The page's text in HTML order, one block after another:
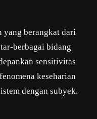
yang berangkat dari
berbagai bidang
sensitivitas
keseharian
dengan subyek.